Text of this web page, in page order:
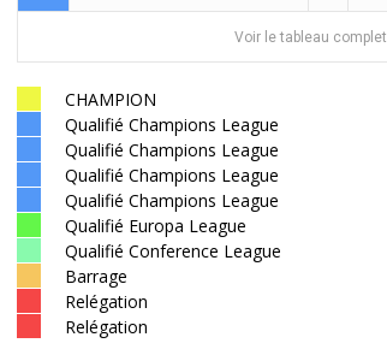
Voir le tableau complet
CHAMPION
Qualifié Champions League
Qualifié Champions League
Qualifié Champions League
Qualifié Champions League
Qualifié Europa League
Qualifié Conference League
Barrage
Relégation
Relégation